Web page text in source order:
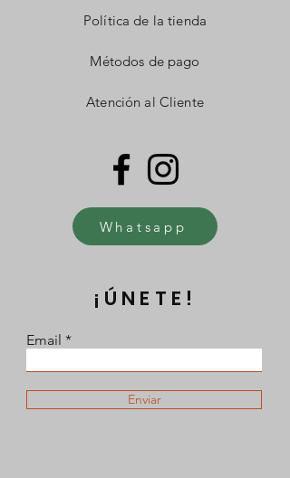
Política de la tienda
Métodos de pago
Atención al Cliente
Whatsapp
¡ÚNETE!
Email
Enviar